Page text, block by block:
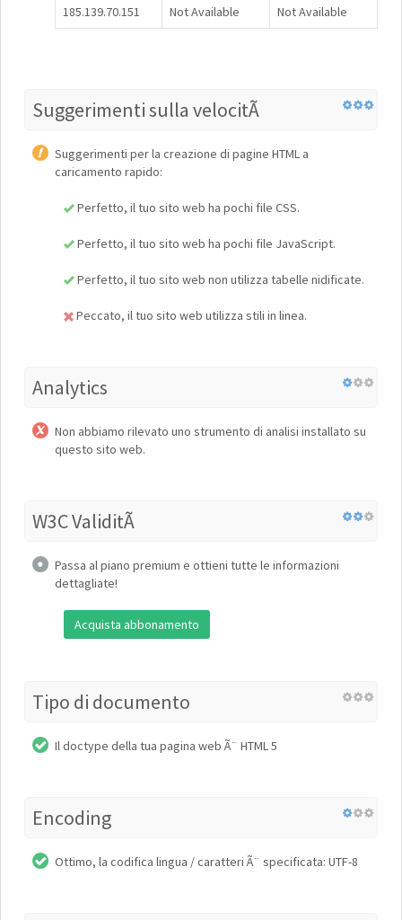
185.139.70.151 Not Available Not Available
Suggerimenti sulla velocitÃ
Suggerimenti per la creazione di pagine HTML a
caricamento rapido:
Perfetto, il tuo sito web ha pochi file CSS.
Perfetto, il tuo sito web ha pochi file JavaScript.
Perfetto, il tuo sito web non utilizza tabelle nidificate.
Peccato, il tuo sito web utilizza stili in linea.
Analytics
Non abbiamo rilevato uno strumento di analisi installato su
questo sito web.
W3C ValiditÃ
Passa al piano premium e ottieni tutte le informazioni
dettagliate!
Acquista abbonamento
Tipo di documento
Il doctype della tua pagina web Ã¨ HTML 5
Encoding
Ottimo, la codifica lingua / caratteri Ã¨ specificata: UTF-8